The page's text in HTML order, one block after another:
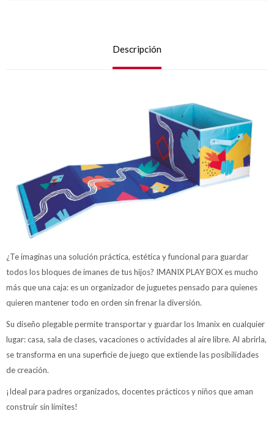
Descripción
¿Te imaginas una solución práctica, estética y funcional para guardar
todos los bloques de imanes de tus hijos? IMANIX PLAY BOX es mucho
más que una caja: es un organizador de juguetes pensado para quienes
quieren mantener todo en orden sin frenar la diversión.
Su diseño plegable permite transportar y guardar los Imanix en cualquier
lugar: casa, sala de clases, vacaciones o actividades al aire libre. Al abrirla,
se transforma en una superficie de juego que extiende las posibilidades
de creación.
¡Ideal para padres organizados, docentes prácticos y niños que aman
construir sin límites!